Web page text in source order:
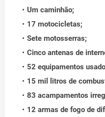
Um caminhão;
17 motocicletas;
Sete motosserras;
Cinco antenas de
52 equipamentos
15 mil litros de
83 acampamentos
12 armas de fogo de